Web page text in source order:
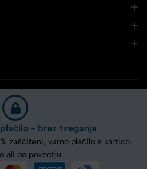
- brez tveganja
zaščiteni, varno plačilo s kartico,
ali po povzetju.